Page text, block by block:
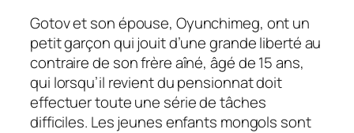
Gotov et son épouse, Oyunchimeg, ont un
petit garçon qui jouit d’une grande liberté au
contraire de son frère aîné, âgé de 15 ans,
qui lorsqu’il revient du pensionnat doit
effectuer toute une série de tâches
difficiles. Les jeunes enfants mongols sont